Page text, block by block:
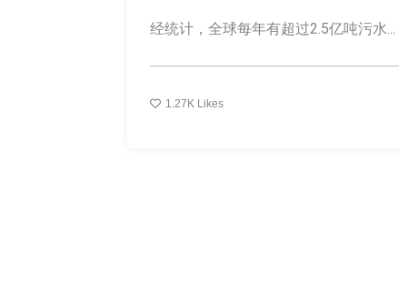
经统计，全球每年有超过2.5亿吨污水...
1.27K Likes